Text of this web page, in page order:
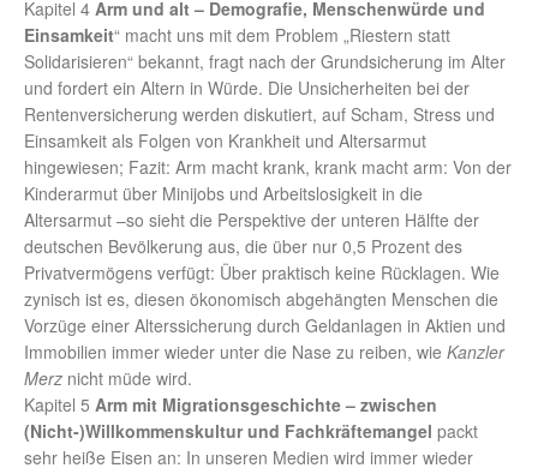
Kapitel 4 Arm und alt – Demografie, Menschenwürde und
Einsamkeit“ macht uns mit dem Problem „Riestern statt
Solidarisieren“ bekannt, fragt nach der Grundsicherung im Alter
und fordert ein Altern in Würde. Die Unsicherheiten bei der
Rentenversicherung werden diskutiert, auf Scham, Stress und
Einsamkeit als Folgen von Krankheit und Altersarmut
hingewiesen; Fazit: Arm macht krank, krank macht arm: Von der
Kinderarmut über Minijobs und Arbeitslosigkeit in die
Altersarmut –so sieht die Perspektive der unteren Hälfte der
deutschen Bevölkerung aus, die über nur 0,5 Prozent des
Privatvermögens verfügt: Über praktisch keine Rücklagen. Wie
zynisch ist es, diesen ökonomisch abgehängten Menschen die
Vorzüge einer Alterssicherung durch Geldanlagen in Aktien und
Immobilien immer wieder unter die Nase zu reiben, wie Kanzler
Merz nicht müde wird.
Kapitel 5 Arm mit Migrationsgeschichte – zwischen
(Nicht-)Willkommenskultur und Fachkräftemangel packt
sehr heiße Eisen an: In unseren Medien wird immer wieder